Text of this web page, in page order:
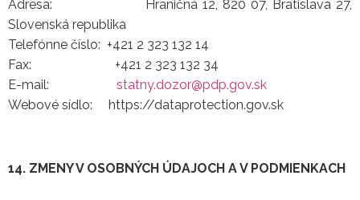
Adresa: Hraničná 12, 820 07, Bratislava 27,
Slovenská republika
Telefónne číslo: +421 2 323 132 14
Fax: +421 2 323 132 34
E-mail: statny.dozor@pdp.gov.sk
Webové sídlo: https://dataprotection.gov.sk
14. ZMENY V OSOBNÝCH ÚDAJOCH A V PODMIENKACH